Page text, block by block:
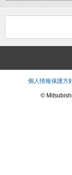
個人情報保護方
©